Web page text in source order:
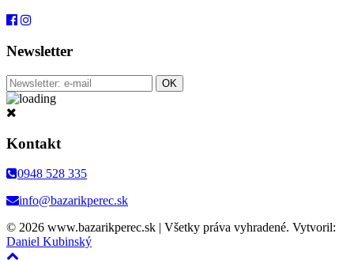
Newsletter
Kontakt
0948 528 335
info@bazarikperec.sk
© 2026 www.bazarikperec.sk | Všetky práva vyhradené. Vytvoril:
Daniel Kubinský